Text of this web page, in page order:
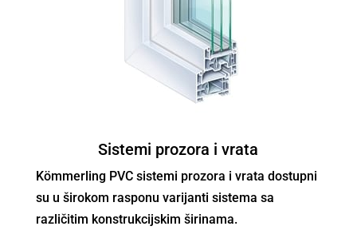
Sistemi prozora i vrata
Kömmerling PVC sistemi prozora i vrata dostupni
su u širokom rasponu varijanti sistema sa
različitim konstrukcijskim širinama.